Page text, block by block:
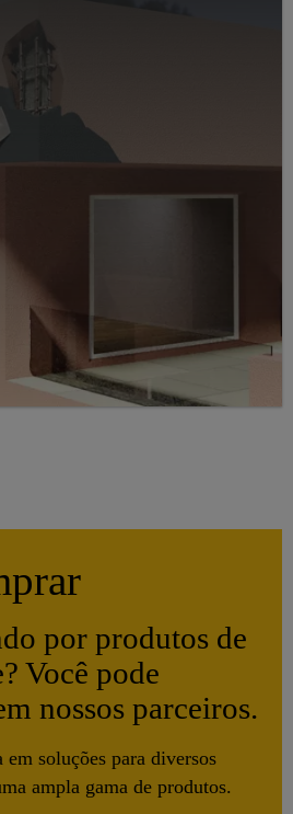
por produtos de
Você pode
nossos parceiros.
soluções para diversos
ampla gama de produtos.